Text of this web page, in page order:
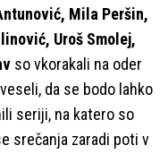
Mila Peršin,
Uroš Smolej,
so vkorakali na oder
da se bodo lahko
seriji, na katero so
srečanja zaradi poti v